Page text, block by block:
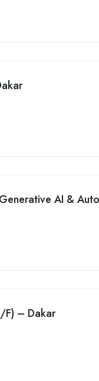
AI &
F) – Dakar